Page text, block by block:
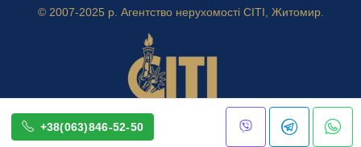
+38(063)846-52-50
© 2007-2025 р. Агентство нерухомості СІТІ, Житомир.